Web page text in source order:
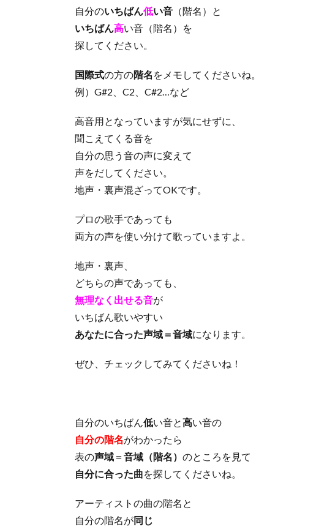
自分のいちばん低い音 （階名）と
いちばん高い音（階名）を
探してください。
国際式の方の階名 をメモしてくださいね。
例）G#2、C2、C#2…など
高音用となっていますが気にせずに、
聞こえてくる音を
自分の思う音の声に変えて
声をだしてください。
地声・裏声混ざってOKです。
プロの歌手であっても
両方の声を使い分けて歌っていますよ。
地声・裏声、
どちらの声であっても、
無理なく出せる音が
いちばん歌いやすい
あなたに合った声域＝音域になります。
ぜひ、チェックしてみてくださいね！
自分のいちばん低い音と高い音の
自分の階名がわかったら
表の声域 ＝ 音域（階名） のところを見て
自分に合った曲を探してくださいね。
アーティストの曲の階名と
自分の階名が同じ